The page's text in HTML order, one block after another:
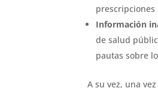
Información
de salud
pautas sobre
A su vez, una vez